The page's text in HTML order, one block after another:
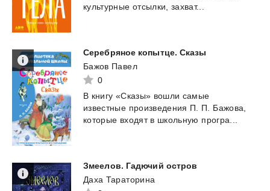
культурные отсылки, захват...
Серебряное копытце. Сказы
Бажов Павел
0
В книгу «Сказы» вошли самые
известные произведения П. П.
Бажова,
которые входят в школьную програ...
Змеелов. Гадючий остров
Даха Тараторина